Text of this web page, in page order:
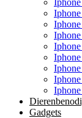
Gadgets